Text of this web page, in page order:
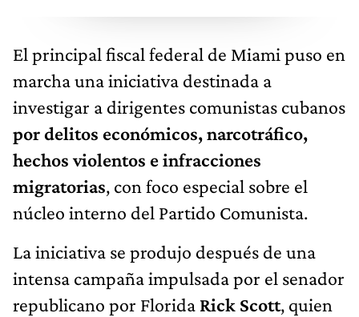
El principal fiscal federal de Miami puso en
marcha una iniciativa destinada a
investigar a dirigentes comunistas cubanos
pordelitos económicos, narcotráfico,
hechos violentos e infracciones
migratorias, con foco especial sobre el
núcleo interno del Partido Comunista.
La iniciativa se produjo después de una
intensa campaña impulsada por el senador
republicano por Florida Rick Scott, quien